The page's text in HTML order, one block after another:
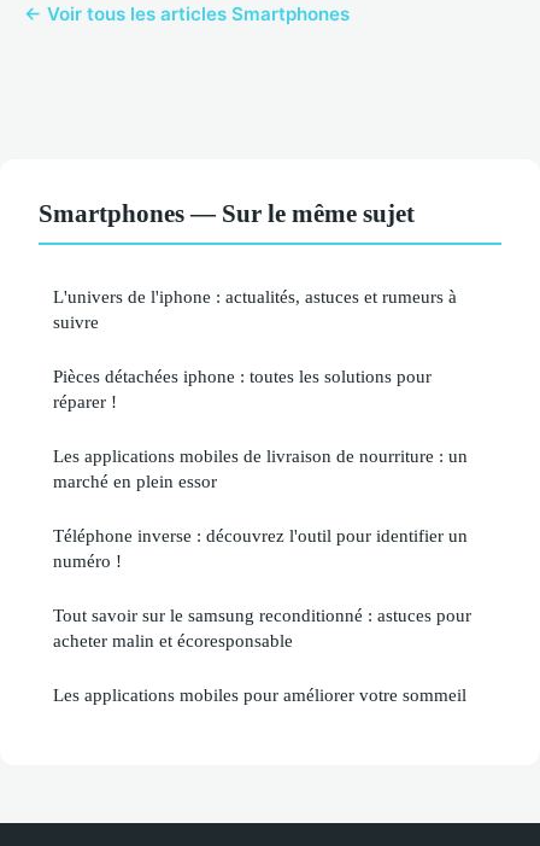
← Voir tous les articles Smartphones
Smartphones — Sur le même sujet
L'univers de l'iphone : actualités, astuces et rumeurs à
suivre
Pièces détachées iphone : toutes les solutions pour
réparer !
Les applications mobiles de livraison de nourriture : un
marché en plein essor
Téléphone inverse : découvrez l'outil pour identifier un
numéro !
Tout savoir sur le samsung reconditionné : astuces pour
acheter malin et écoresponsable
Les applications mobiles pour améliorer votre sommeil